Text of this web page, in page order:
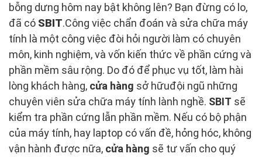
bỗng dưng hôm nay bật không lên? Bạn đừng có lo,
đã có SBIT.Công việc chẩn đoán và sửa chữa máy
tính là một công việc đòi hỏi người làm có chuyên
môn, kinh nghiệm, và vốn kiến thức về phần cứng và
phần mềm sâu rộng. Do đó để phục vụ tốt, làm hài
lòng khách hàng, cửa hàng sở hữuđội ngũ những
chuyên viên sửa chữa máy tính lành nghề. SBIT sẽ
kiểm tra phần cứng lẫn phần mềm. Nếu có bộ phận
của máy tính, hay laptop có vấn đề, hỏng hóc, không
vận hành được nữa, cửa hàng sẽ tư vấn cho quý